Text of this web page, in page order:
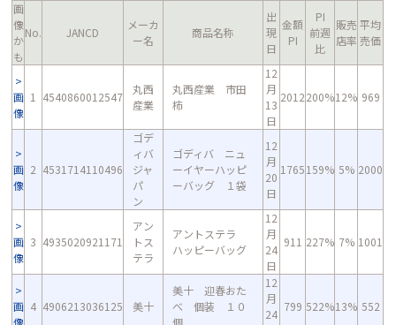
画
像
か
も
No. JANCD
メーカ
ー名
商品名称
出
現
日
金額
PI
PI
前週
比
販売
店率
平均
売価
画
像
1 4540860012547
丸西
産業
丸西産業 市田
柿
12
月
13
日
2012200%12% 969
画
像
2 4531714110496
ゴデ
ィバ
ジャ
パ
ン
ゴディバ ニュ
ーイヤーハッピ
ーバッグ １袋
12
月
20
日
1765159% 5% 2000
画
像
3 4935020921171
アン
トス
テラ
アントステラ
ハッピーバッグ
12
月
24
日
911 227% 7% 1001
画
像
4 4906213036125 美十
美十 迎春おた
べ 個装 １０
個
12
月
24
799 522%13% 552